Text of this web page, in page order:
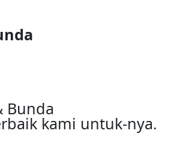
Bunda
kami untuk-nya.